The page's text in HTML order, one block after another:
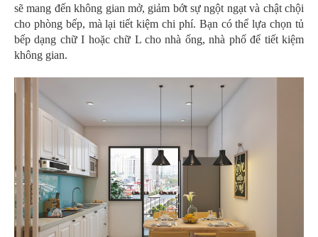
sẽ mang đến không gian mở, giảm bớt sự ngột ngạt và chật chội
cho phòng bếp, mà lại tiết kiệm chi phí. Bạn có thể lựa chọn tủ
bếp dạng chữ I hoặc chữ L cho nhà ống, nhà phố để tiết kiệm
không gian.